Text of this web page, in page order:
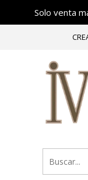
Solo venta